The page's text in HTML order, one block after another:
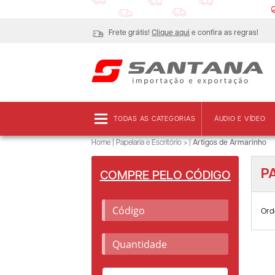
Frete grátis! Clique aqui e confira as regras!
TODAS AS CATEGORIAS ÁUDIO E VÍDEO
Home Papelaria e Escritório > Artigos de Armarinho
COMPRE PELO CÓDIGO